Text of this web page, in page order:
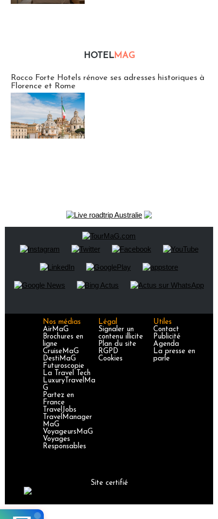
HOTELMAG
Rocco Forte Hotels rénove ses adresses historiques à
Florence et Rome
Nos médias
AirMaG
Brochures en
ligne
CruiseMaG
DestiMaG
Futuroscopie
La Travel Tech
LuxuryTravelMa
G
Partez en
France
TravelJobs
TravelManager
MaG
VoyageursMaG
Voyages
Responsables
Légal
Signaler un
contenu illicite
Plan du site
RGPD
Cookies
Utiles
Contact
Publicité
Agenda
La presse en
parle
Site certifié